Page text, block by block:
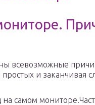
всевозможные
и заканчивая
самом